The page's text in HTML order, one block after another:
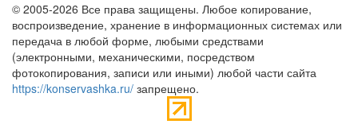
© 2005-2026 Все права защищены. Любое копирование,
воспроизведение, хранение в информационных системах или
передача в любой форме, любыми средствами
(электронными, механическими, посредством
фотокопирования, записи или иными) любой части сайта
https://konservashka.ru/ запрещено.